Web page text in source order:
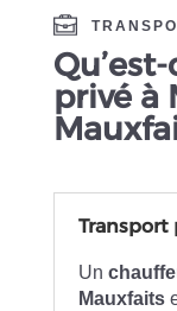
privé à
Transport
Un
Mauxfaits